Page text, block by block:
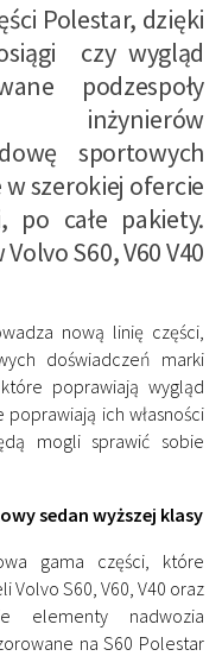
Polestar, dzięki
czy wygląd
podzespoły
inżynierów
sportowych
szerokiej ofercie
po całe pakiety.
S60, V60 V40
nową linię części,
doświadczeń marki
poprawiają wygląd
ich własności
mogli sprawić sobie
sedan wyższej klasy
gama części, które
S60, V60, V40 oraz
elementy nadwozia
na S60 Polestar